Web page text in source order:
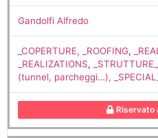
Gandolfi Alfredo
_COPERTURE, _ROOFING,
_REALIZATIONS,
(tunnel, parcheggi…),
Riservato